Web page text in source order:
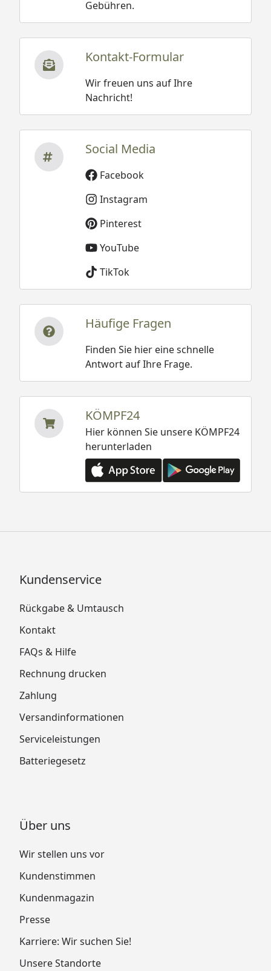
Gebühren.
Kontakt-Formular
Wir freuen uns auf Ihre
Nachricht!
Social Media
Facebook
Instagram
Pinterest
YouTube
TikTok
Häufige Fragen
Finden Sie hier eine schnelle
Antwort auf Ihre Frage.
KÖMPF24
Hier können Sie unsere KÖMPF24
herunterladen
Kundenservice
Rückgabe & Umtausch
Kontakt
FAQs & Hilfe
Rechnung drucken
Zahlung
Versandinformationen
Serviceleistungen
Batteriegesetz
Über uns
Wir stellen uns vor
Kundenstimmen
Kundenmagazin
Presse
Karriere: Wir suchen Sie!
Unsere Standorte